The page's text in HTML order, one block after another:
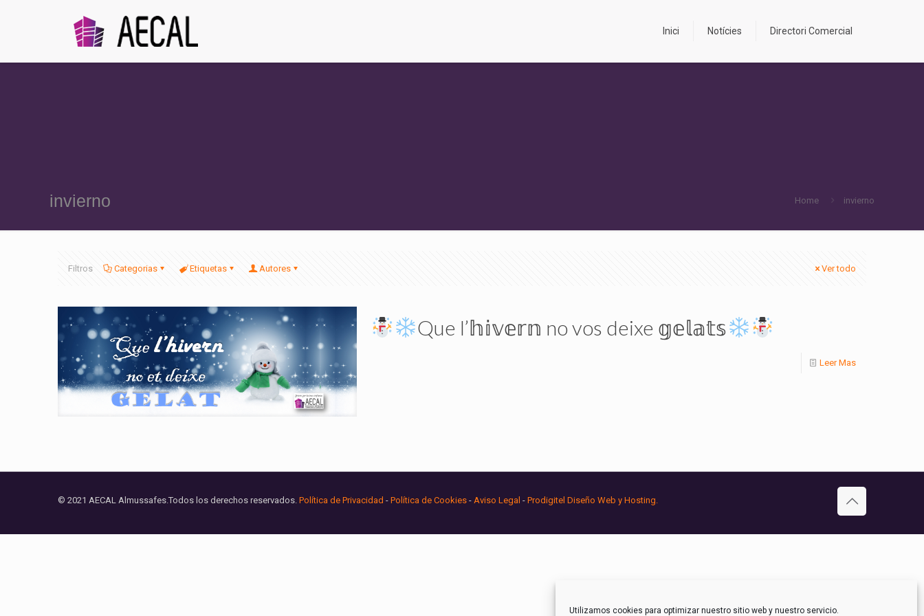
Utilizamos cookies para optimizar nuestro sitio web y nuestro servicio.
Inici Notícies Directori Comercial
invierno Home invierno
Filtros Categorias Etiquetas Autores Ver todo
Que l’𝕙𝕚𝕧𝕖𝕣𝕟 no vos deixe 𝕘𝕖𝕝𝕒𝕥𝕤
Leer Mas
© 2021 AECAL Almussafes.Todos los derechos reservados. Política de Privacidad - Política de Cookies - Aviso Legal - Prodigitel Diseño Web y Hosting.